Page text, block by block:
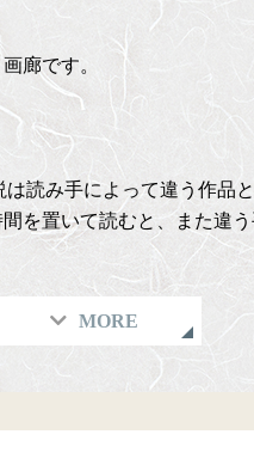
廊です。
は読み手によって違う作品
を置いて読むと、また違
MORE